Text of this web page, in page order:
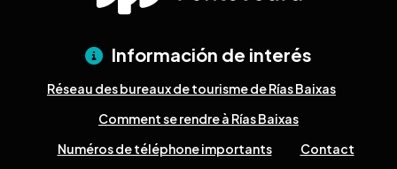
Información de interés
Réseau des bureaux de tourisme de Rías Baixas
Comment se rendre à Rías Baixas
Numéros de téléphone importants
Contact